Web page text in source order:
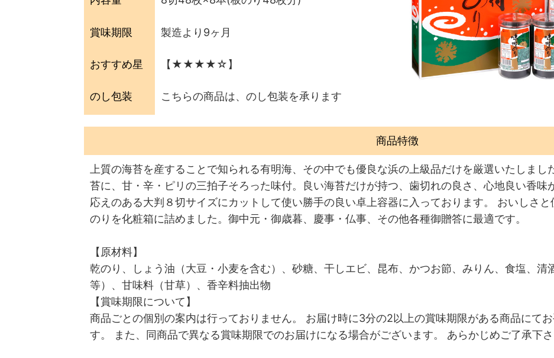
賞味期限 製造より9ヶ月
おすすめ星 【★★★★☆】
のし包装 こちらの商品は、のし包装を承ります
商品特徴
上質の海苔を産することで知られる有明海、その中でも優良な浜の上級品だけを厳選いたしま
苔に、甘・辛・ピリの三拍子そろった味付。良い海苔だけが持つ、歯切れの良さ、心地良い香味
応えのある大判８切サイズにカットして使い勝手の良い卓上容器に入っております。 おいしさ
のりを化粧箱に詰めました。御中元・御歳暮、慶事・仏事、その他各種御贈答に最適です。
【原材料】
乾のり、しょう油（大豆・小麦を含む）、砂糖、干しエビ、昆布、かつお節、みりん、食塩、清
等）、甘味料（甘草）、香辛料抽出物
【賞味期限について】
商品ごとの個別の案内は行っておりません。 お届け時に3分の2以上の賞味期限がある商品にて
す。 また、同商品で異なる賞味期限でのお届けになる場合がございます。 あらかじめご了承下さ